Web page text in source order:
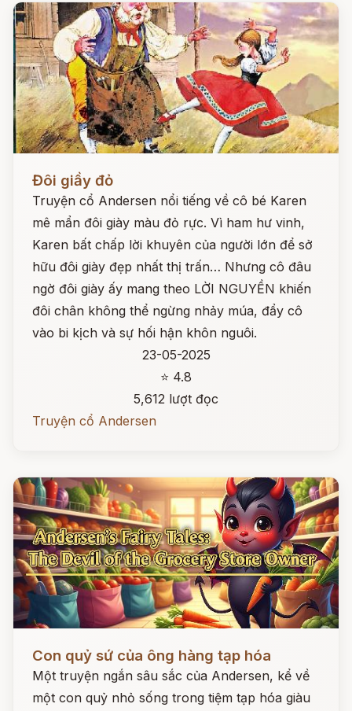
Đôi giầy đỏ
Truyện cổ Andersen nổi tiếng về cô bé Karen
mê mẩn đôi giày màu đỏ rực. Vì ham hư vinh,
Karen bất chấp lời khuyên của người lớn để sở
hữu đôi giày đẹp nhất thị trấn… Nhưng cô đâu
ngờ đôi giày ấy mang theo LỜI NGUYỀN khiến
đôi chân không thể ngừng nhảy múa, đẩy cô
vào bi kịch và sự hối hận khôn nguôi.
23-05-2025
⭐ 4.8
5,612 lượt đọc
Truyện cổ Andersen
Con quỷ sứ của ông hàng tạp hóa
Một truyện ngắn sâu sắc của Andersen, kể về
một con quỷ nhỏ sống trong tiệm tạp hóa giàu